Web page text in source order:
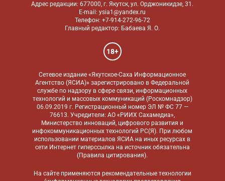
Адрес редакции: 677000, г. Якутск, ул. Орджоникидзе, 31.
E-mail: ysia1@yandex.ru
Телефон: +7-914-272-96-72
Главный редактор: Бабаева Я. О.
18+
Сетевое издание «Якутское-Саха Информационное
Агентство (ЯСИА)» зарегистрировано в Федеральной
службе по надзору в сфере связи, информационных
технологий и массовых коммуникаций (Роскомнадзор)
06.09.2019 г. Регистрационный номер ЭЛ № ФС 77 —
76613. Учредители: АО «РИИХ Сахамедиа»,
Министерство инноваций, цифрового развития и
инфокоммуникационных технологий РС(Я). При любом
использовании материалов ЯСИА на иных ресурсах в
сети Интернет гиперссылка на источник обязательна
(Правила цитирования).
На сайте применяются рекомендательные технологии